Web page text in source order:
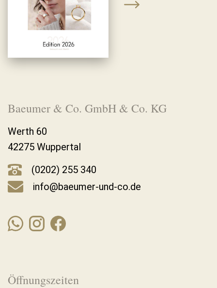
Baeumer & Co. GmbH & Co. KG
Werth 60
42275 Wuppertal
(0202) 255 340
info@baeumer-und-co.de
Öffnungszeiten